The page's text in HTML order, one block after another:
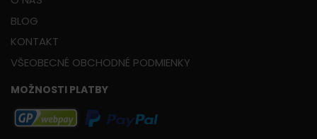
BLOG
KONTAKT
VŠEOBECNÉ OBCHODNÉ PODMIENKY
MOŽNOSTI PLATBY